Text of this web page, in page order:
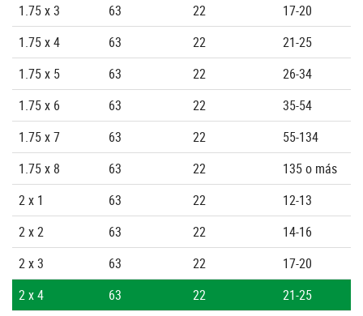
1.75 x 3
63 22
17-20
1.75 x 4
63 22
21-25
1.75 x 5
63 22
26-34
1.75 x 6
63 22
35-54
1.75 x 7
63 22
55-134
1.75 x 8
63 22
135 o más
2 x 1
63 22
12-13
2 x 2
63 22
14-16
2 x 3
63 22
17-20
2 x 4
63 22
21-25